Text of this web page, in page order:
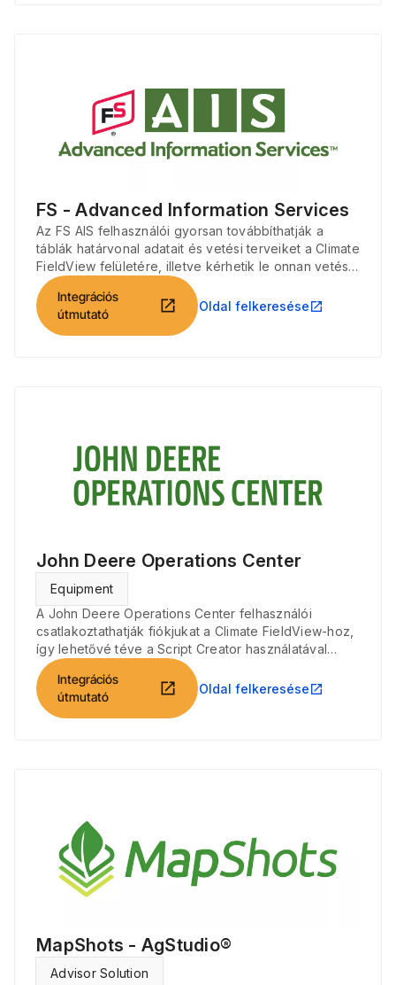
FS - Advanced Information Services
Az FS AIS felhasználói gyorsan továbbíthatják a
táblák határvonal adatait és vetési terveiket a Climate
FieldView felületére, illetve kérhetik le onnan vetési
és betakarítási fájljaikat.
Integrációs
útmutató
open_in_new Oldal felkeresése open_in_new
John Deere Operations Center
Equipment
A John Deere Operations Center felhasználói
csatlakoztathatják fiókjukat a Climate FieldView-hoz,
így lehetővé téve a Script Creator használatával
létrehozott terveik exportálását a Climate FieldView-
ból a John Deere Operations Center-be.
Integrációs
útmutató
open_in_new Oldal felkeresése open_in_new
MapShots - AgStudio®
Advisor Solution